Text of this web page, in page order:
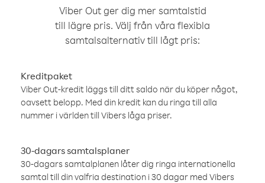
Viber Out ger dig mer samtalstid
till lägre pris. Välj från våra flexibla
samtalsalternativ till lågt pris:
Kreditpaket
Viber Out-kredit läggs till ditt saldo när du köper något,
oavsett belopp. Med din kredit kan du ringa till alla
nummer i världen till Vibers låga priser.
30-dagars samtalsplaner
30-dagars samtalplanen låter dig ringa internationella
samtal till din valfria destination i 30 dagar med Vibers